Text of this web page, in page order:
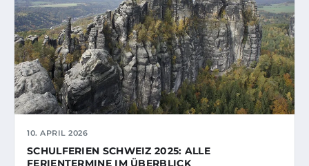
10. APRIL 2026
SCHULFERIEN SCHWEIZ 2025: ALLE
FERIENTERMINE IM ÜBERBLICK